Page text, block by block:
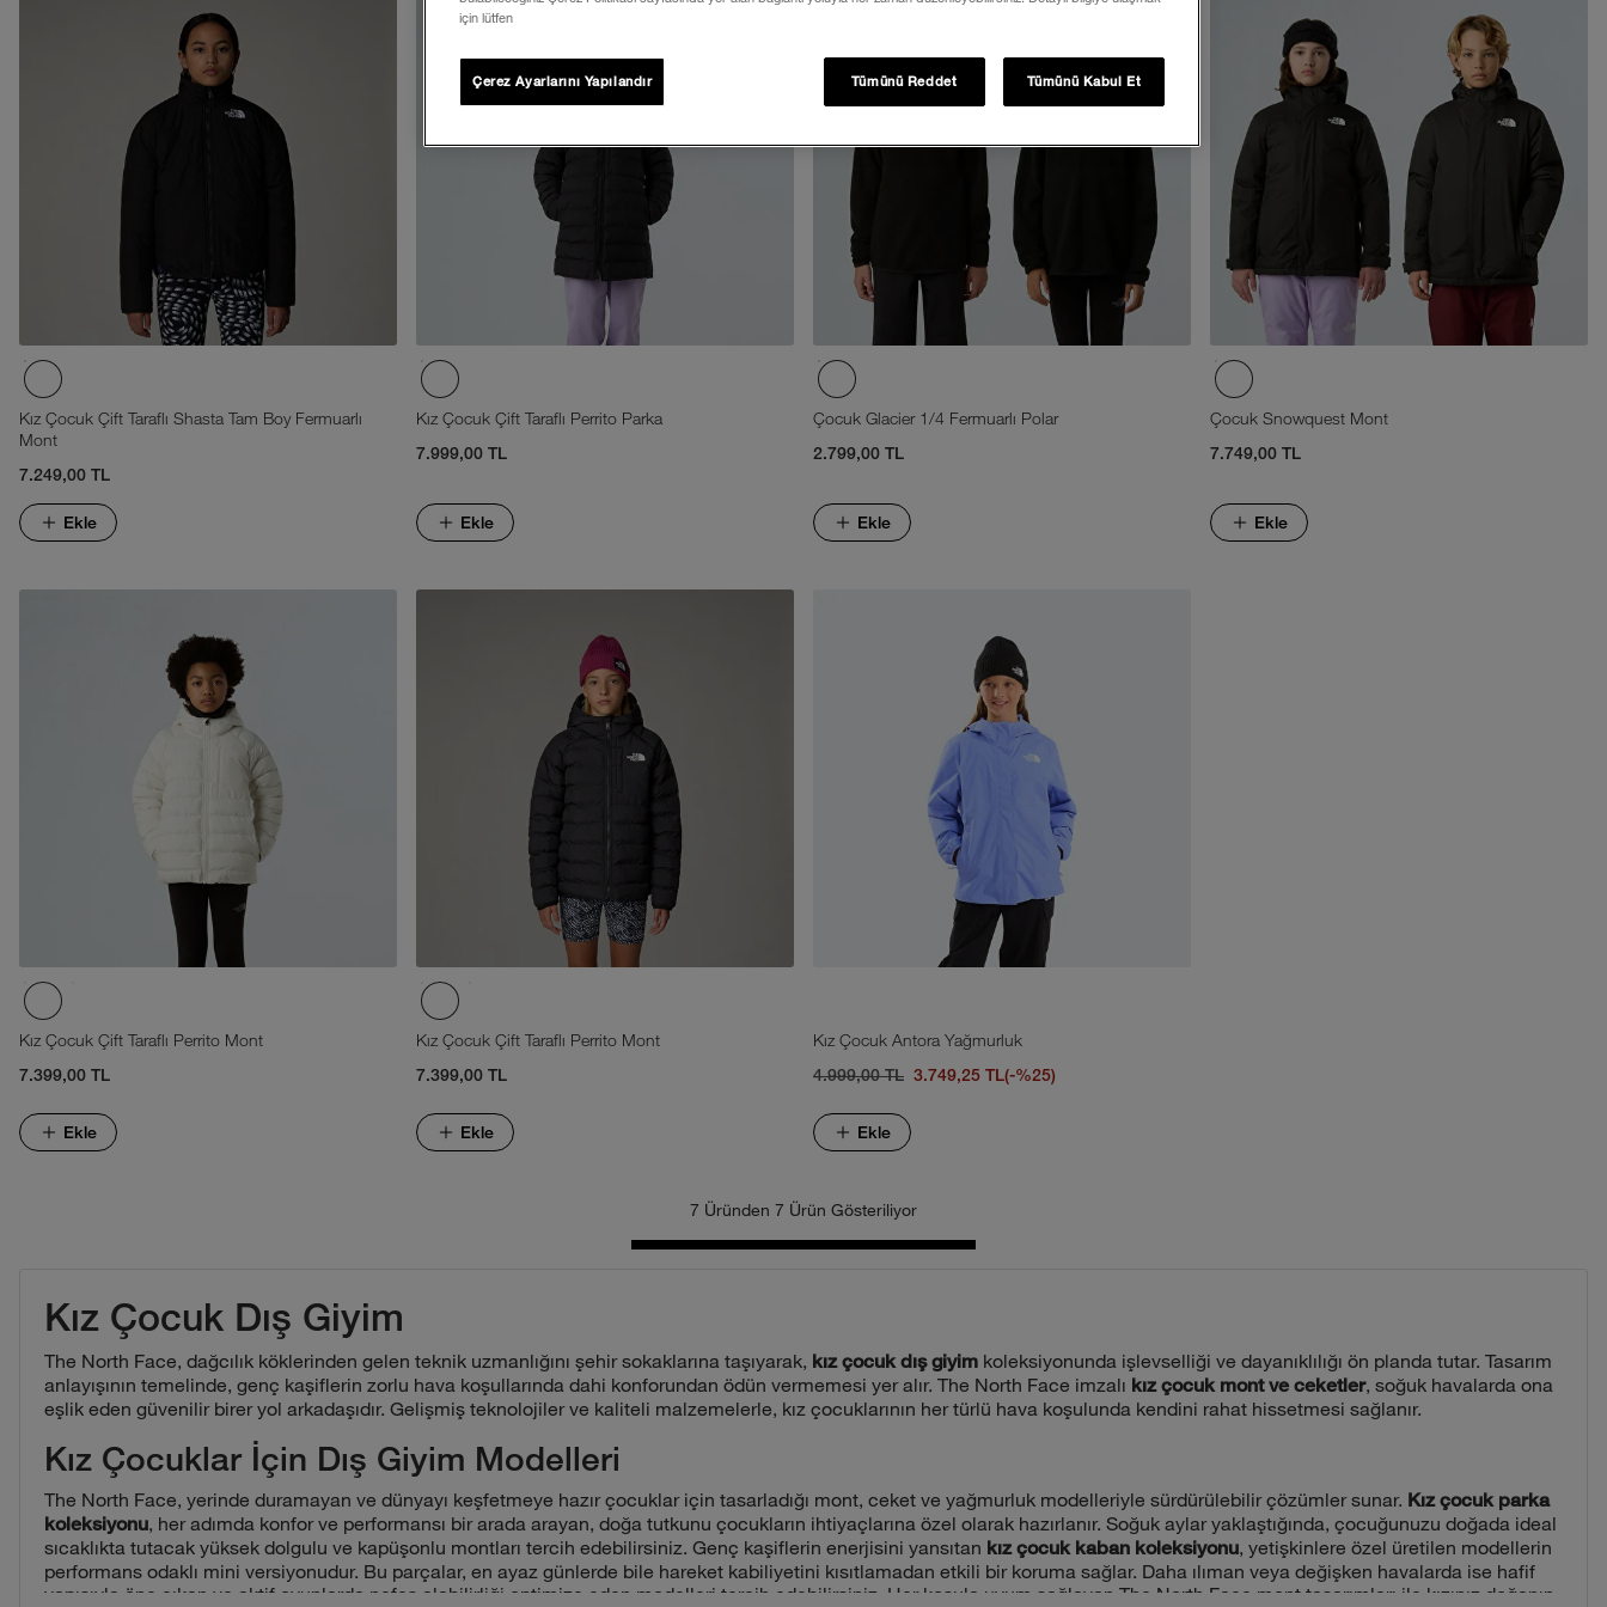
Kız Çocuk Çift Taraflı Shasta Tam Boy Fermuarlı
Mont
7.249,00 TL
Ekle
Kız Çocuk Çift Taraflı Perrito Parka
7.999,00 TL
Ekle
Çocuk Glacier 1/4 Fermuarlı Polar
2.799,00 TL
Ekle
Çocuk Snowquest Mont
7.749,00 TL
Ekle
Kız Çocuk Çift Taraflı Perrito Mont
7.399,00 TL
Ekle
Kız Çocuk Çift Taraflı Perrito Mont
7.399,00 TL
Ekle
Kız Çocuk Antora Yağmurluk
4.999,00 TL 3.749,25 TL(-%25)
Ekle
7 Üründen 7 Ürün Gösteriliyor
Kız Çocuk Dış Giyim
The North Face, dağcılık köklerinden gelen teknik uzmanlığını şehir sokaklarına taşıyarak, kız çocuk dış giyim koleksiyonunda işlevselliği ve dayanıklılığı ön planda tutar. Tasarım
anlayışının temelinde, genç kaşiflerin zorlu hava koşullarında dahi konforundan ödün vermemesi yer alır. The North Face imzalı kız çocuk mont ve ceketler, soğuk havalarda ona
eşlik eden güvenilir birer yol arkadaşıdır. Gelişmiş teknolojiler ve kaliteli malzemelerle, kız çocuklarının her türlü hava koşulunda kendini rahat hissetmesi sağlanır.
Kız Çocuklar İçin Dış Giyim Modelleri
The North Face, yerinde duramayan ve dünyayı keşfetmeye hazır çocuklar için tasarladığı mont, ceket ve yağmurluk modelleriyle sürdürülebilir çözümler sunar. Kız çocuk parka
koleksiyonu, her adımda konfor ve performansı bir arada arayan, doğa tutkunu çocukların ihtiyaçlarına özel olarak hazırlanır. Soğuk aylar yaklaştığında, çocuğunuzu doğada ideal
sıcaklıkta tutacak yüksek dolgulu ve kapüşonlu montları tercih edebilirsiniz. Genç kaşiflerin enerjisini yansıtan kız çocuk kaban koleksiyonu, yetişkinlere özel üretilen modellerin
performans odaklı mini versiyonudur. Bu parçalar, en ayaz günlerde bile hareket kabiliyetini kısıtlamadan etkili bir koruma sağlar. Daha ılıman veya değişken havalarda ise hafif
yapısıyla öne çıkan ve aktif oyunlarda nefes alabilirliği optimize eden modelleri tercih edebilirsiniz. Her koşula uyum sağlayan The North Face mont tasarımları ile kızınız doğanın
için lütfen
Tümünü Reddet Tümünü Kabul Et
Çerez Ayarlarını Yapılandır